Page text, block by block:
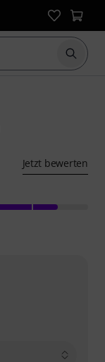
Suche
Jetzt bewerten